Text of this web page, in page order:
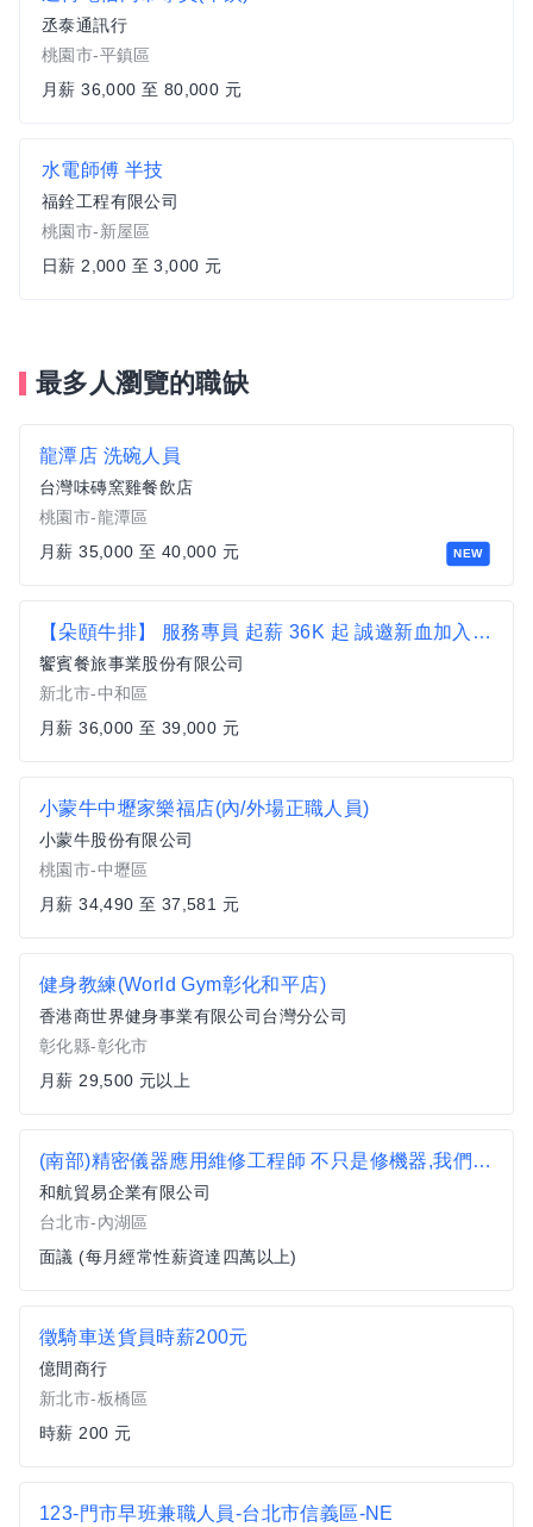
丞泰通訊行
桃園市-平鎮區
月薪 36,000 至 80,000 元
水電師傅 半技
福銓工程有限公司
桃園市-新屋區
日薪 2,000 至 3,000 元
最多人瀏覽的職缺
NEW
龍潭店 洗碗人員
台灣味磚窯雞餐飲店
桃園市-龍潭區
月薪 35,000 至 40,000 元
【朵頤牛排】 服務專員 起薪 36K 起 誠邀新血加入【中和區】
饗賓餐旅事業股份有限公司
新北市-中和區
月薪 36,000 至 39,000 元
小蒙牛中壢家樂福店(內/外場正職人員)
小蒙牛股份有限公司
桃園市-中壢區
月薪 34,490 至 37,581 元
健身教練(World Gym彰化和平店)
香港商世界健身事業有限公司台灣分公司
彰化縣-彰化市
月薪 29,500 元以上
(南部)精密儀器應用維修工程師 不只是修機器,我們要你成為技術 MVP
和航貿易企業有限公司
台北市-內湖區
面議 (每月經常性薪資達四萬以上)
徵騎車送貨員時薪200元
億間商行
新北市-板橋區
時薪 200 元
123-門市早班兼職人員-台北市信義區-NE